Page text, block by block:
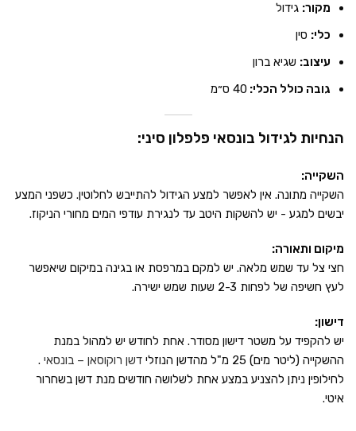
מקור: גידול
כלי: סין
עיצוב: שגיא ברון
גובה כולל הכלי: 40 ס״מ
הנחיות לגידול בונסאי פלפלון סיני:
השקייה:
השקייה מתונה. אין לאפשר למצע הגידול להתייבש לחלוטין. כשפני המצע
יבשים למגע - יש להשקות היטב עד לנגירת עודפי המים מחורי הניקוז.
מיקום ותאורה:
חצי צל עד שמש מלאה. יש למקם במרפסת או בגינה במיקום שיאפשר
לעץ חשיפה של לפחות 2-3 שעות שמש ישירה.
דישון:
יש להקפיד על משטר דישון מסודר. אחת לחודש יש למהול במנת
ההשקייה (ליטר מים) 25 מ"ל מהדשן הנוזלי
דשן רוקוסאן – בונסאי .
לחילופין ניתן להצניע במצע אחת לשלושה חודשים מנת דשן בשחרור
איטי.